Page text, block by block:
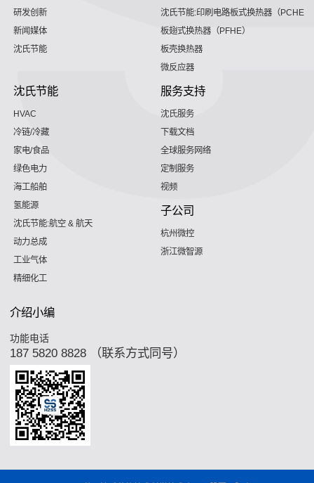
研发创新
新闻媒体
沈氏节能
沈氏节能:印刷电路板式换热器（PCHE）
板翅式换热器（PFHE）
板壳换热器
微反应器
沈氏节能
HVAC
冷链/冷藏
家电/食品
绿色电力
海工船舶
氢能源
沈氏节能:航空 & 航天
动力总成
工业气体
精细化工
服务支持
沈氏服务
下载文档
全球服务网络
定制服务
视频
子公司
杭州微控
浙江微智源
介绍小编
功能电话
187 5820 8828 （联系方式同号）